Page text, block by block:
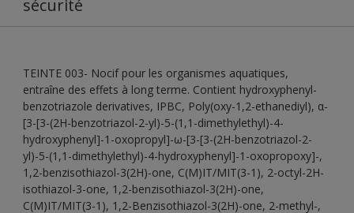
sécurité
TEINTE 003- Nocif pour les organismes aquatiques,
entraîne des effets à long terme. Contient hydroxyphenyl-
benzotriazole derivatives, IPBC, Poly(oxy-1,2-ethanediyl), α-
[3-[3-(2H-benzotriazol-2-yl)-5-(1,1-dimethylethyl)-4-
hydroxyphenyl]-1-oxopropyl]-ω-[3-[3-(2H-benzotriazol-2-
yl)-5-(1,1-dimethylethyl)-4-hydroxyphenyl]-1-oxopropoxy]-,
1,2-benzisothiazol-3(2H)-one, C(M)IT/MIT(3-1), 2-octyl-2H-
isothiazol-3-one, 1,2-benzisothiazol-3(2H)-one,
C(M)IT/MIT(3-1), 1,2-Benzisothiazol-3(2H)-one, 2-methyl-,